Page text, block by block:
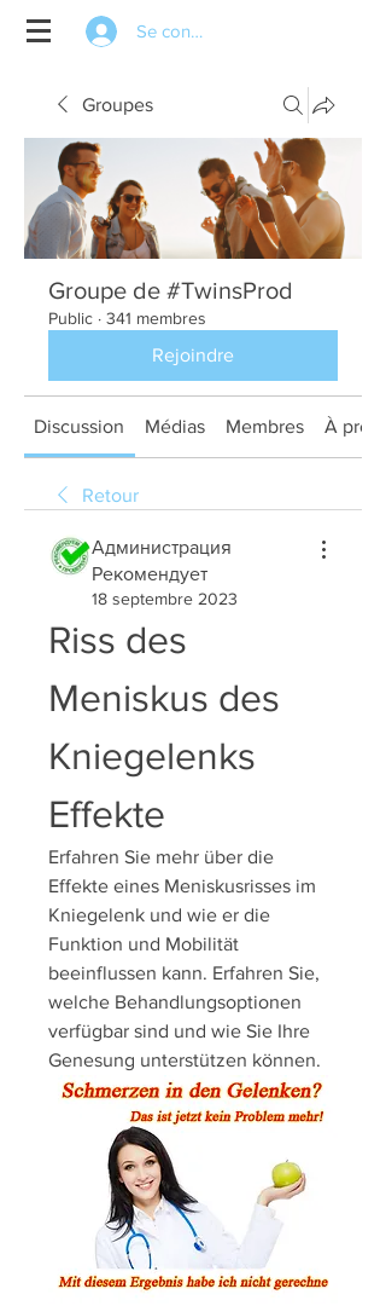
Se connecter
Groupes
Groupe de #TwinsProd
Public · 341 membres
Rejoindre
Discussion Médias Membres À
Retour
Администрация
Рекомендует
18 septembre 2023
Riss des
Meniskus des
Kniegelenks
Effekte
Erfahren Sie mehr über die
Effekte eines Meniskusrisses im
Kniegelenk und wie er die
Funktion und Mobilität
beeinflussen kann. Erfahren Sie,
welche Behandlungsoptionen
verfügbar sind und wie Sie Ihre
Genesung unterstützen können.